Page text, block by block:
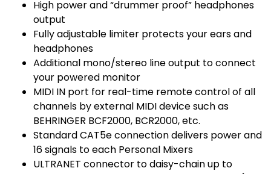
High power and “drummer proof” headphones
output
Fully adjustable limiter protects your ears and
headphones
Additional mono/stereo line output to connect
your powered monitor
MIDI IN port for real-time remote control of all
channels by external MIDI device such as
BEHRINGER BCF2000, BCR2000, etc.
Standard CAT5e connection delivers power and
16 signals to each Personal Mixers
ULTRANET connector to daisy-chain up to